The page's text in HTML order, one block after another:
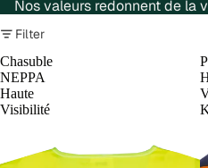
Nos valeurs redonnent de la
Filter
Chasuble
NEPPA
Haute
Visibilité